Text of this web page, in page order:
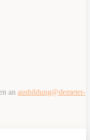
an ausbildung@demeter-